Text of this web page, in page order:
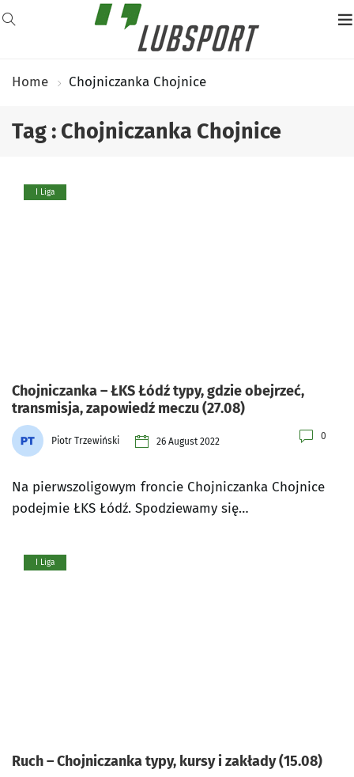
Home Chojniczanka Chojnice
Tag : Chojniczanka Chojnice
I Liga
Chojniczanka – ŁKS Łódź typy, gdzie obejrzeć,
transmisja, zapowiedź meczu (27.08)
Piotr Trzewiński 26 August 2022 0
Na pierwszoligowym froncie Chojniczanka Chojnice
podejmie ŁKS Łódź. Spodziewamy się…
I Liga
Ruch – Chojniczanka typy, kursy i zakłady (15.08)